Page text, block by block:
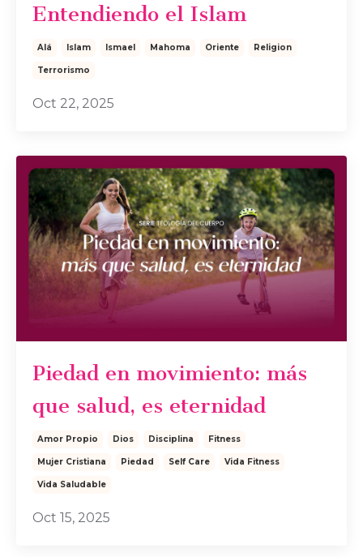
Entendiendo el Islam
Alá Islam Ismael Mahoma Oriente Religion
Terrorismo
Oct 22, 2025
Piedad en movimiento: más
que salud, es eternidad
Amor Propio Dios Disciplina Fitness
Mujer Cristiana Piedad Self Care Vida Fitness
Vida Saludable
Oct 15, 2025